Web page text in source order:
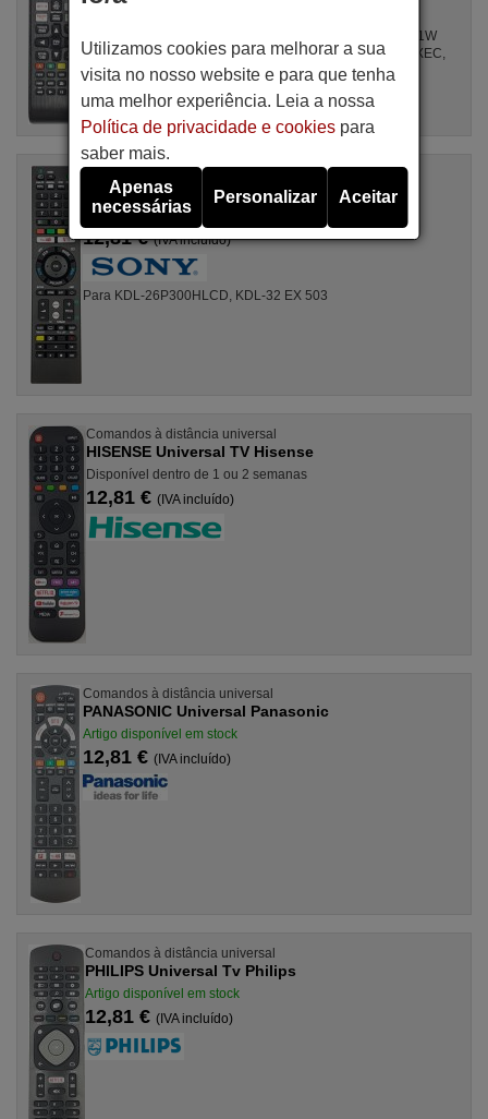
Para UE55DU7170UXXN, UE 43 MU 6105, LE32D400E1W
XXH, UE 40 EH 5000 W, AA 59-00563 A, LE 37 R 72 BX/XEC,
LE 52 B 620 R 3 W, ...
Comandos à distância universal
SONY Universal TV Sony
Artigo disponível em stock
12,81 €(IVA incluído)
Para KDL-26P300HLCD, KDL-32 EX 503
Comandos à distância universal
HISENSE Universal TV Hisense
Disponível dentro de 1 ou 2 semanas
12,81 € (IVA incluído)
Comandos à distância universal
PANASONIC Universal Panasonic
Artigo disponível em stock
12,81 € (IVA incluído)
Comandos à distância universal
PHILIPS Universal Tv Philips
Artigo disponível em stock
12,81 € (IVA incluído)
Utilizamos cookies para melhorar a sua
visita no nosso website e para que tenha
uma melhor experiência. Leia a nossa
Política de privacidade e cookiespara
saber mais.
Apenas
necessárias
Personalizar Aceitar